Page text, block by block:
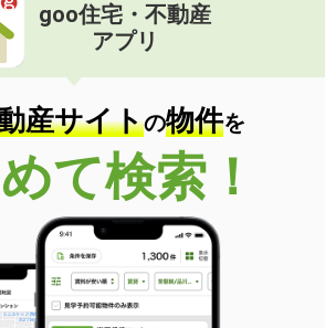
goo住宅・不動産
アプリ
産サイトの物件を
て検索！